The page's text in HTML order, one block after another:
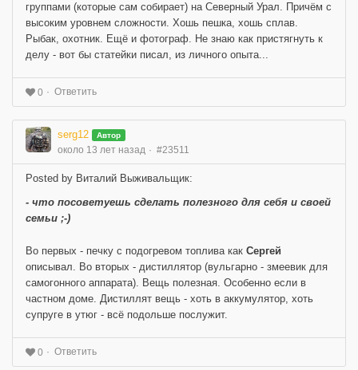
группами (которые сам собирает) на Северный Урал. Причём с
высоким уровнем сложности. Хошь пешка, хошь сплав.
Рыбак, охотник. Ещё и фотограф. Не знаю как пристягнуть к
делу - вот бы статейки писал, из личного опыта...
0 Ответить
serg12 Автор
около 13 лет назад #23511
Posted by Виталий Выживальщик:
- что посоветуешь сделать полезного для себя и своей
семьи ;-)
Во первых - печку с подогревом топлива как Сергей
описывал. Во вторых - дистиллятор (вульгарно - змеевик для
самогонного аппарата). Вещь полезная. Особенно если в
частном доме. Дистиллят вещь - хоть в аккумулятор, хоть
супруге в утюг - всё подольше послужит.
0 Ответить